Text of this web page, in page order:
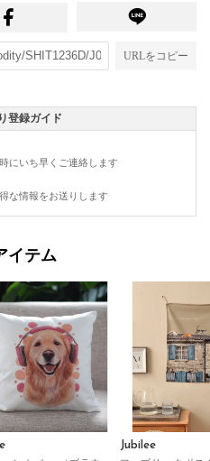
URLをコピー
登録ガイド
にいち早くご連絡します
な情報をお送りします
イテム
Jubilee